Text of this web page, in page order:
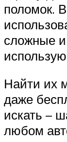
поломок.
сложные
Найти их
даже
искать –
любом